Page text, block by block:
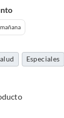
Especiales